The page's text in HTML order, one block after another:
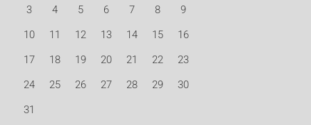
3
4 5 6 7 8
9
10
11 12 13 14 15
16
17
18 19 20 21 22
23
24
25 26 27 28 29
30
31